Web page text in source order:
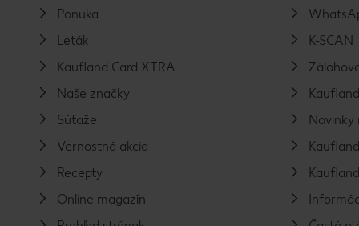
Ponuka
Leták
Kaufland Card XTRA
Naše značky
Súťaže
Vernostná akcia
Recepty
Online magazín
K-SCAN
Novinky